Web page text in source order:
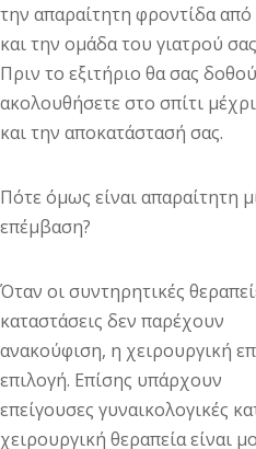
την απαραίτητη φροντίδα
και την ομάδα του γιατρού
Πριν το εξιτήριο θα σας
ακολουθήσετε στο σπίτι μέχρι
και την αποκατάστασή σας.
Πότε όμως είναι απαραίτητη
επέμβαση?
Όταν οι συντηρητικές
καταστάσεις δεν παρέχουν
ανακούφιση, η χειρουργική
επιλογή. Επίσης υπάρχουν
επείγουσες γυναικολογικές
χειρουργική θεραπεία είναι